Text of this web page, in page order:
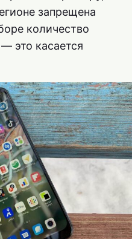
запрещена
количество
это касается